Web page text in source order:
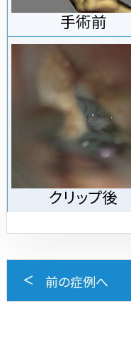
手術前
クリップ後
前の症例へ